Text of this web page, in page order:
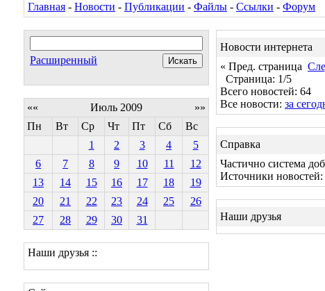
Главная - Новости - Публикации - Файлы - Ссылки - Форум
Расширенный
«« Июль 2009
»»
Пн
Вт Ср Чт Пт Сб
Вс
1
2 3 4
5
6
7 8 9 10 11
12
13
14 15 16 17 18
19
20
21 22 23 24 25
26
27
28 29 30 31
Наши друзья ::
Новости интернета
« Пред. страница
Страница: 1/5
Всего новостей: 64
Все новости: за
Справка
Частично система
Источники новостей:
Наши друзья